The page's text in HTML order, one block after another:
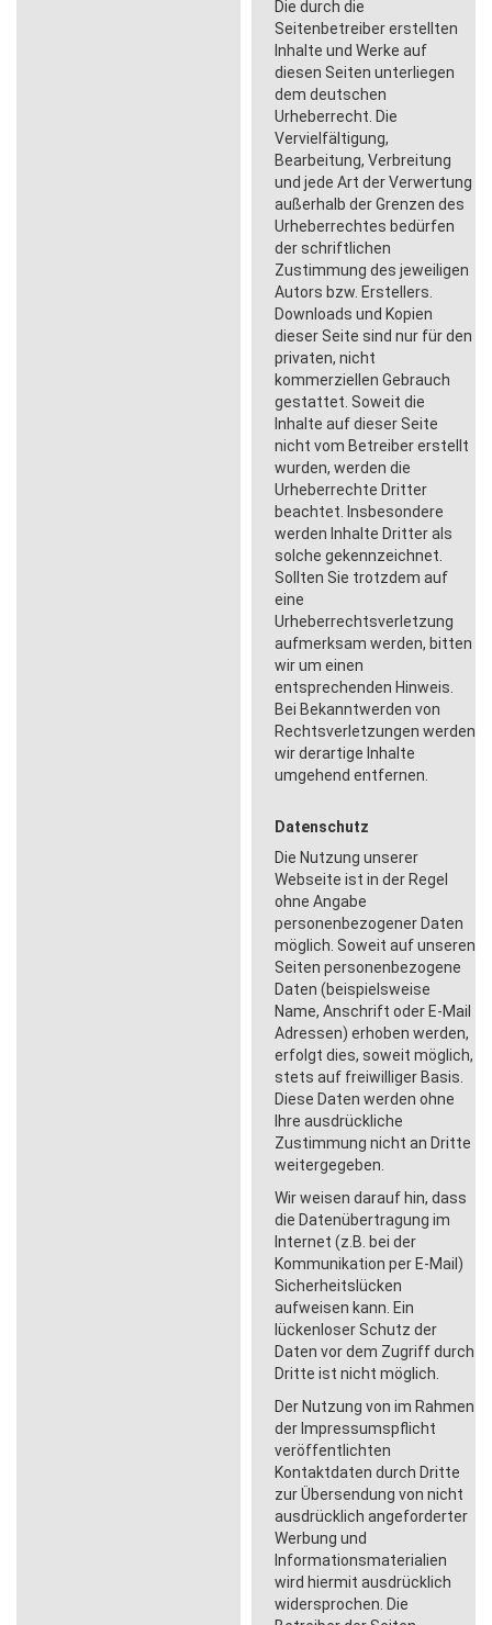
Die durch die
Seitenbetreiber erstellten
Inhalte und Werke auf
diesen Seiten unterliegen
dem deutschen
Urheberrecht. Die
Vervielfältigung,
Bearbeitung, Verbreitung
und jede Art der Verwertung
außerhalb der Grenzen des
Urheberrechtes bedürfen
der schriftlichen
Zustimmung des jeweiligen
Autors bzw. Erstellers.
Downloads und Kopien
dieser Seite sind nur für den
privaten, nicht
kommerziellen Gebrauch
gestattet. Soweit die
Inhalte auf dieser Seite
nicht vom Betreiber erstellt
wurden, werden die
Urheberrechte Dritter
beachtet. Insbesondere
werden Inhalte Dritter als
solche gekennzeichnet.
Sollten Sie trotzdem auf
eine
Urheberrechtsverletzung
aufmerksam werden, bitten
wir um einen
entsprechenden Hinweis.
Bei Bekanntwerden von
Rechtsverletzungen werden
wir derartige Inhalte
umgehend entfernen.
Datenschutz
Die Nutzung unserer
Webseite ist in der Regel
ohne Angabe
personenbezogener Daten
möglich. Soweit auf unseren
Seiten personenbezogene
Daten (beispielsweise
Name, Anschrift oder E-Mail
Adressen) erhoben werden,
erfolgt dies, soweit möglich,
stets auf freiwilliger Basis.
Diese Daten werden ohne
Ihre ausdrückliche
Zustimmung nicht an Dritte
weitergegeben.
Wir weisen darauf hin, dass
die Datenübertragung im
Internet (z.B. bei der
Kommunikation per E-Mail)
Sicherheitslücken
aufweisen kann. Ein
lückenloser Schutz der
Daten vor dem Zugriff durch
Dritte ist nicht möglich.
Der Nutzung von im Rahmen
der Impressumspflicht
veröffentlichten
Kontaktdaten durch Dritte
zur Übersendung von nicht
ausdrücklich angeforderter
Werbung und
Informationsmaterialien
wird hiermit ausdrücklich
widersprochen. Die